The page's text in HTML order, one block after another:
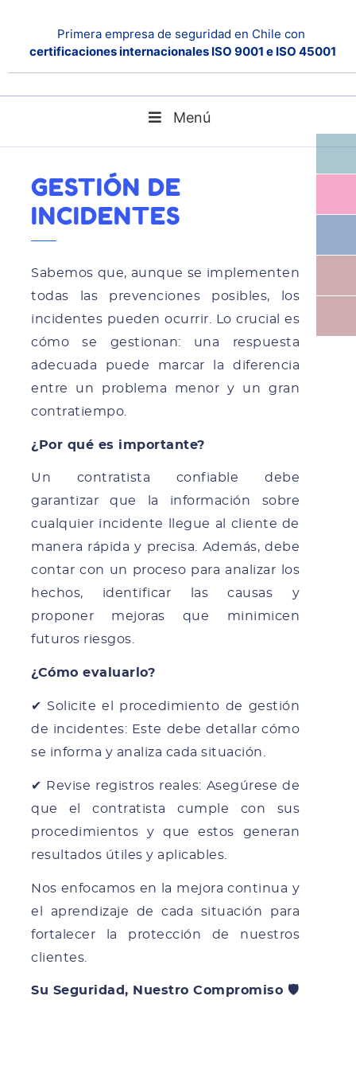
Primera empresa de seguridad en Chile con
certificaciones internacionales ISO 9001 e ISO 45001
Menú
Gestión de Incidentes
GESTIÓN DE
INCIDENTES
Sabemos que, aunque se implementen
todas las prevenciones posibles, los
incidentes pueden ocurrir. Lo crucial es
cómo se gestionan: una respuesta
adecuada puede marcar la diferencia
entre un problema menor y un gran
contratiempo.
¿Por qué es importante?
Un contratista confiable debe
garantizar que la información sobre
cualquier incidente llegue al cliente de
manera rápida y precisa. Además, debe
contar con un proceso para analizar los
hechos, identificar las causas y
proponer mejoras que minimicen
futuros riesgos.
¿Cómo evaluarlo?
✔ Solicite el procedimiento de gestión
de incidentes: Este debe detallar cómo
se informa y analiza cada situación.
✔ Revise registros reales: Asegúrese de
que el contratista cumple con sus
procedimientos y que estos generan
resultados útiles y aplicables.
Nos enfocamos en la mejora continua y
el aprendizaje de cada situación para
fortalecer la protección de nuestros
clientes.
Su Seguridad, Nuestro Compromiso 🛡️